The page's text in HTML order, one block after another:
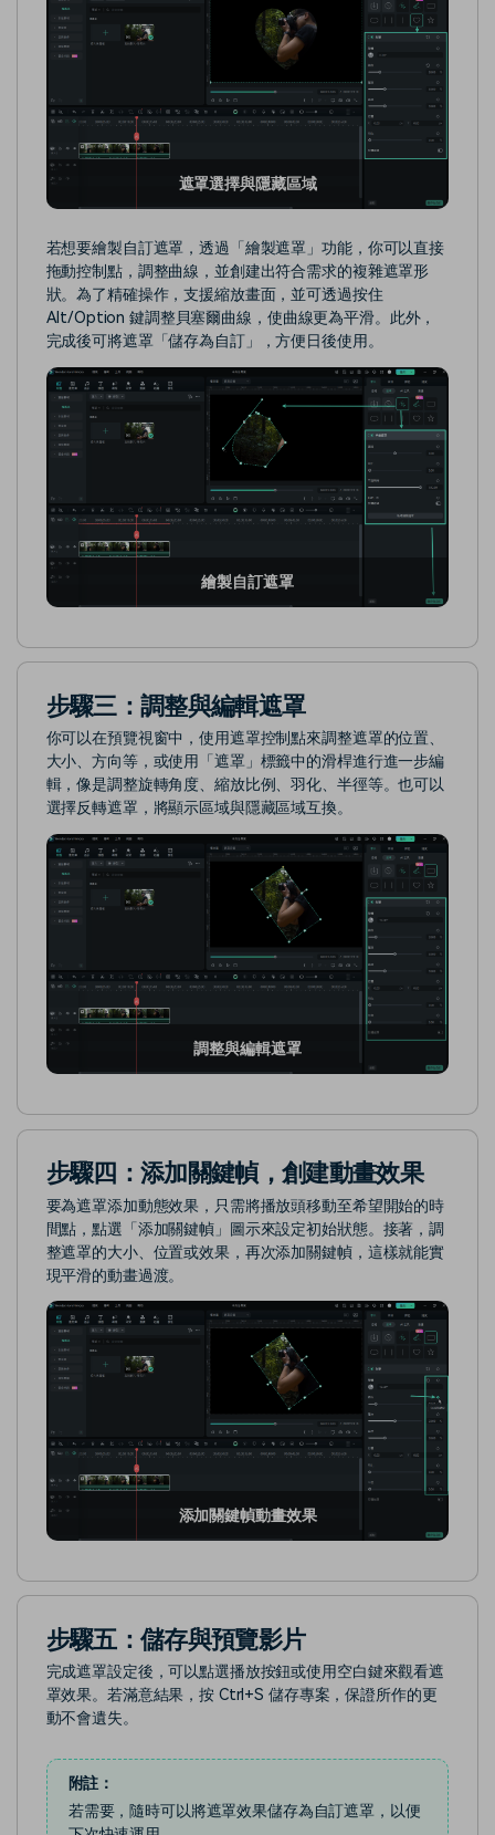
遮罩選擇與隱藏區域
若想要繪製自訂遮罩，透過「繪製遮罩」功能，你可以直接
拖動控制點，調整曲線，並創建出符合需求的複雜遮罩形
狀。為了精確操作，支援縮放畫面，並可透過按住
Alt/Option 鍵調整貝塞爾曲線，使曲線更為平滑。此外，
完成後可將遮罩「儲存為自訂」，方便日後使用。
繪製自訂遮罩
步驟三：調整與編輯遮罩
你可以在預覽視窗中，使用遮罩控制點來調整遮罩的位置、
大小、方向等，或使用「遮罩」標籤中的滑桿進行進一步編
輯，像是調整旋轉角度、縮放比例、羽化、半徑等。也可以
選擇反轉遮罩，將顯示區域與隱藏區域互換。
調整與編輯遮罩
步驟四：添加關鍵幀，創建動畫效果
要為遮罩添加動態效果，只需將播放頭移動至希望開始的時
間點，點選「添加關鍵幀」圖示來設定初始狀態。接著，調
整遮罩的大小、位置或效果，再次添加關鍵幀，這樣就能實
現平滑的動畫過渡。
添加關鍵幀動畫效果
步驟五：儲存與預覽影片
完成遮罩設定後，可以點選播放按鈕或使用空白鍵來觀看遮
罩效果。若滿意結果，按 Ctrl+S 儲存專案，保證所作的更
動不會遺失。
附註：
若需要，隨時可以將遮罩效果儲存為自訂遮罩，以便